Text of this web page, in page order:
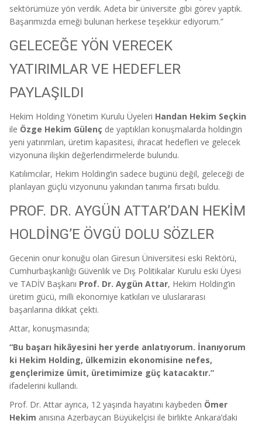
sektörümüze yön verdik. Adeta bir üniversite gibi görev yaptık.
Başarımızda emeği bulunan herkese teşekkür ediyorum.”
GELECEĞE YÖN VERECEK
YATIRIMLAR VE HEDEFLER
PAYLAŞILDI
Hekim Holding Yönetim Kurulu Üyeleri Handan Hekim Seçkin
ile Özge Hekim Gülenç de yaptıkları konuşmalarda holdingin
yeni yatırımları, üretim kapasitesi, ihracat hedefleri ve gelecek
vizyonuna ilişkin değerlendirmelerde bulundu.
Katılımcılar, Hekim Holding’in sadece bugünü değil, geleceği de
planlayan güçlü vizyonunu yakından tanıma fırsatı buldu.
PROF. DR. AYGÜN ATTAR’DAN HEKİM
HOLDİNG’E ÖVGÜ DOLU SÖZLER
Gecenin onur konuğu olan Giresun Üniversitesi eski Rektörü,
Cumhurbaşkanlığı Güvenlik ve Dış Politikalar Kurulu eski Üyesi
ve TADİV Başkanı Prof. Dr. Aygün Attar, Hekim Holding’in
üretim gücü, milli ekonomiye katkıları ve uluslararası
başarılarına dikkat çekti.
Attar, konuşmasında;
“Bu başarı hikâyesini her yerde anlatıyorum. İnanıyorum
ki Hekim Holding, ülkemizin ekonomisine nefes,
gençlerimize ümit, üretimimize güç katacaktır.”
ifadelerini kullandı.
Prof. Dr. Attar ayrıca, 12 yaşında hayatını kaybeden Ömer
Hekim anısına Azerbaycan Büyükelçisi ile birlikte Ankara’daki